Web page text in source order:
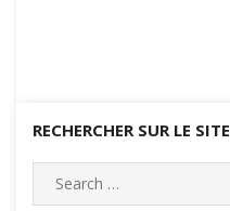
RECHERCHER SUR LE SITE